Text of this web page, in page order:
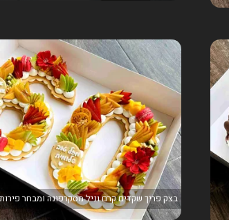
בצק פריך שקדים קרם וניל מסקרפונה ומבחר